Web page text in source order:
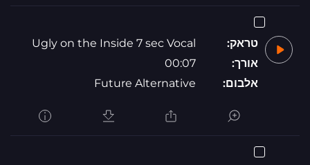
טראק:
Ugly on the Inside 7 sec Vocal
אורך:
00:07
אלבום:
Future Alternative